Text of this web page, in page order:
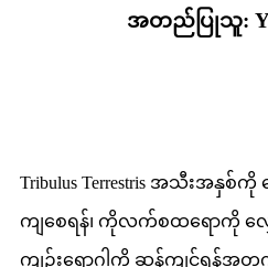
အတည်ပြုသူ:
Tribulus Terrestris အသီးအနှစ်
ကျစေရန်၊ ကိုလက်စထရောကို လျှေ
ကျဉ်းရောဂါကို ဆန့်ကျင်ရန်အ